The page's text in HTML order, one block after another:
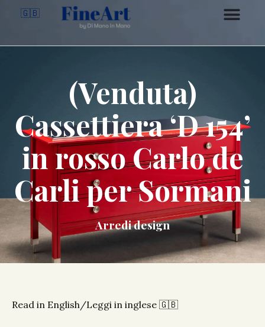
🇬🇧
(Venduta)
Cassettiera ‘D 154’
in rosso Carlo de
Carli per Sormani
Arredi design
Read in English/Leggi in inglese 🇬🇧